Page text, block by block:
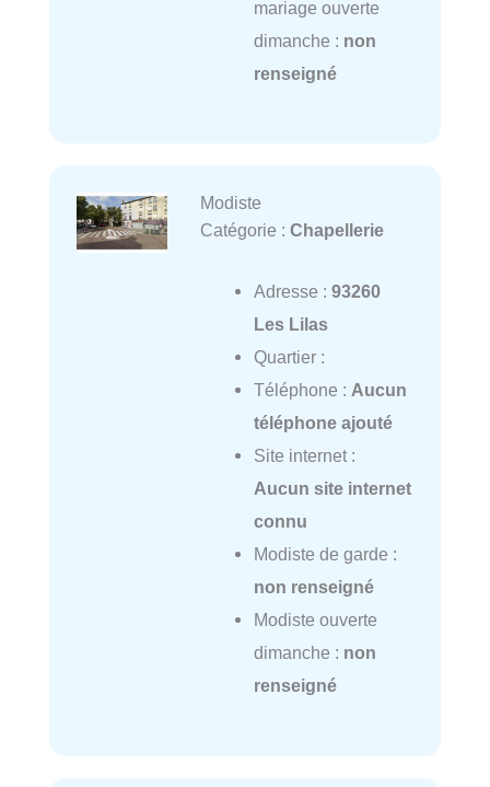
mariage ouverte
dimanche : non
renseigné
Modiste
Catégorie : Chapellerie
Adresse : 93260
Les Lilas
Quartier :
Téléphone : Aucun
téléphone ajouté
Site internet :
Aucun site internet
connu
Modiste de garde :
non renseigné
Modiste ouverte
dimanche : non
renseigné